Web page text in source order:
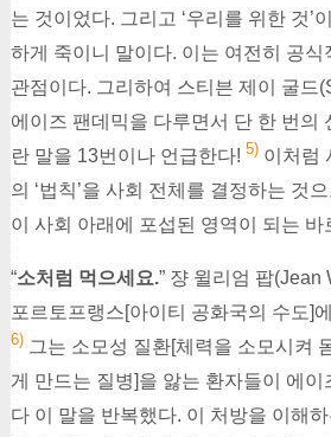
는 것이었다. 그리고 ‘우리를 위한 것’
하게 죽이니 말이다. 이는 여전히 공식
관점이다. 그리하여 스티븐 제이 굴드
에이즈 팬데믹을 다루면서 단 한 번의
란 말을 13번이나 언급한다! 5) 이처럼
의 ‘법칙’을 사회 전체를 결정하는 것
이 사회 아래에 포섭된 영역이 되는 바
“소처럼 먹으세요.” 쟝 윌리엄 팝
포르토프랭스[아이티 공화국의 수도]
6) 그는 소모성 질환[체력을 소모시켜
게 만드는 질병]을 앓는 환자들이 에
다 이 말을 반복했다. 이 처방을 이해